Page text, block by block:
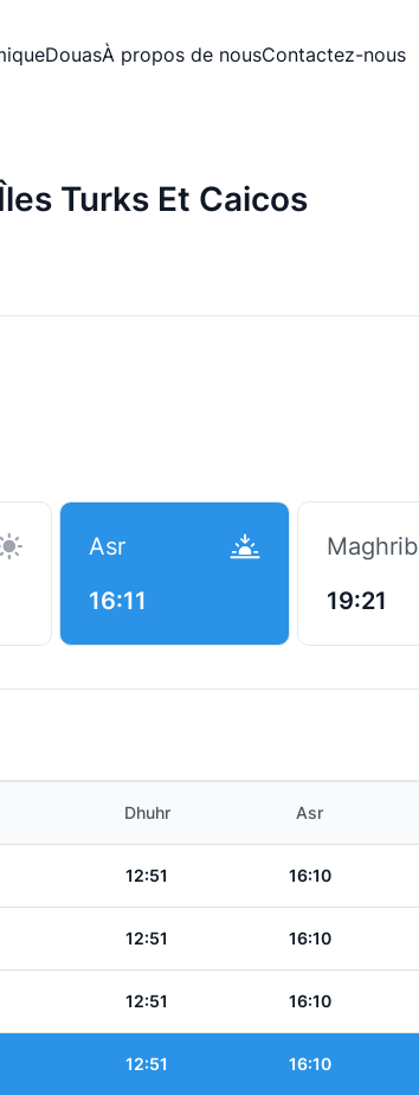
DouasÀ propos de nousContactez-nous
Turks Et Caicos
Asr
16:11
Maghrib
19:21
Dhuhr Asr
12:51 16:10
12:51 16:10
12:51 16:10
12:51 16:10